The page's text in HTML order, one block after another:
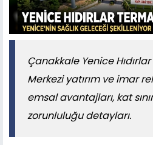
Çanakkale Yenice
Merkezi yatırım ve imar
emsal avantajları, kat
zorunluluğu detayları.